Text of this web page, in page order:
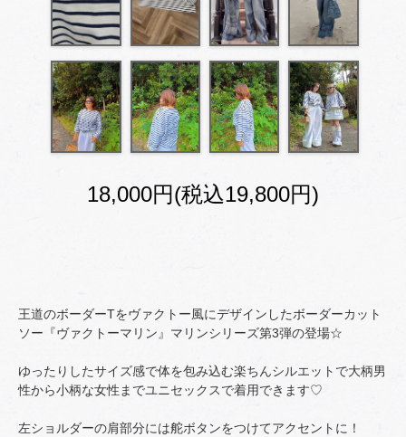
18,000円(税込19,800円)
王道のボーダーTをヴァクトー風にデザインしたボーダーカット
ソー『ヴァクトーマリン』マリンシリーズ第3弾の登場☆
ゆったりしたサイズ感で体を包み込む楽ちんシルエットで大柄男
性から小柄な女性までユニセックスで着用できます♡
左ショルダーの肩部分には舵ボタンをつけてアクセントに！